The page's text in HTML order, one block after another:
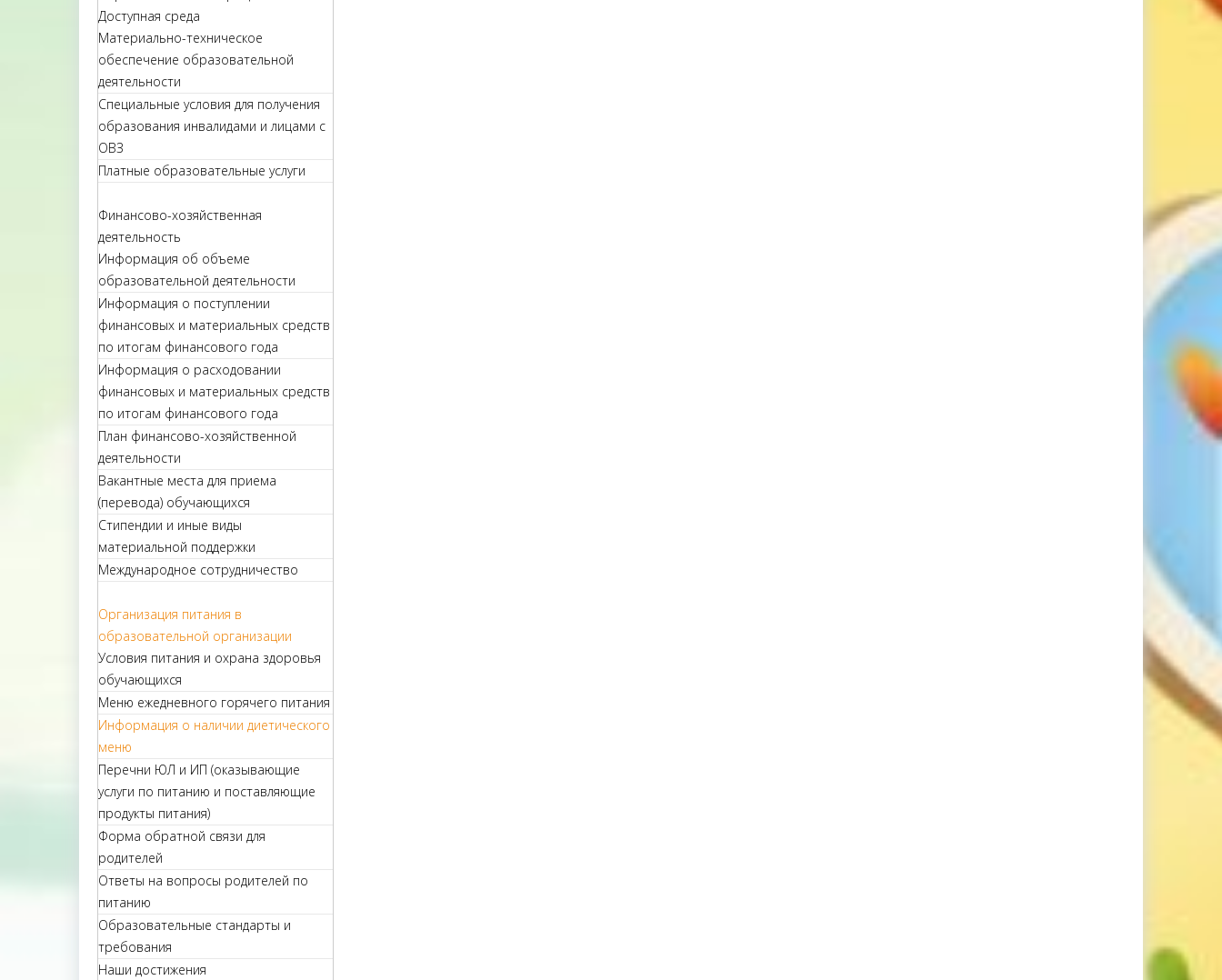
Доступная среда
Материально-техническое
обеспечение образовательной
деятельности
Специальные условия для получения
образования инвалидами и лицами с
ОВЗ
Платные образовательные услуги
Финансово-хозяйственная
деятельность
Информация об объеме
образовательной деятельности
Информация о поступлении
финансовых и материальных средств
по итогам финансового года
Информация о расходовании
финансовых и материальных средств
по итогам финансового года
План финансово-хозяйственной
деятельности
Вакантные места для приема
(перевода) обучающихся
Стипендии и иные виды
материальной поддержки
Международное сотрудничество
Организация питания в
образовательной организации
Условия питания и охрана здоровья
обучающихся
Меню ежедневного горячего питания
Информация о наличии диетического
меню
Перечни ЮЛ и ИП (оказывающие
услуги по питанию и поставляющие
продукты питания)
Форма обратной связи для
родителей
Ответы на вопросы родителей по
питанию
Образовательные стандарты и
требования
Наши достижения